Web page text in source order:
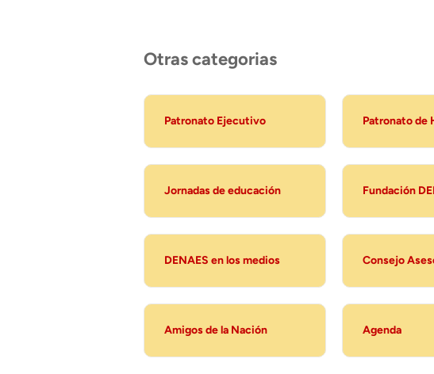
Otras categorias
Patronato Ejecutivo Patronato de
Jornadas de educación Fundación
DENAES en los medios Consejo
Amigos de la Nación Agenda